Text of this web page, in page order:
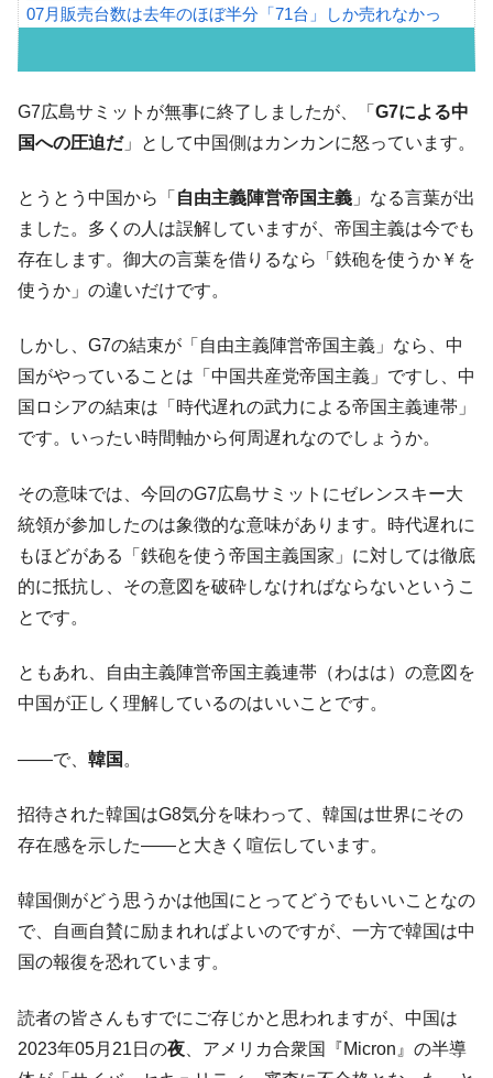
07月販売台数は去年のほぼ半分「71台」しか売れなかっ
『Money1』
韓国「信用赦免を何回やっても、何回やっ
ても」⇒ 257万人赦免したのに60万人がまた延滞者に転
落！
兵器「K10」が改良に乗り出す。
『Money1』
韓国「2026年07月の輸出入」絶好調。半導
体だけで410億ドル、輸出全体の41％もある
『Money1』
韓国･李在明「青年層の雇用状況が悪い。せ
や、若者に起業させよう」⇒ どんな雇用対策だソレ。
『Money1』
【韓国の外貨準備】2026年07月は4,279億ド
ル。外平債の発行「19.4億ドル」
『Money1』
韓国「ここは北朝鮮なのか。選管がサーバ
ーにウソのデータを入力したのは明白だ」
言。
『Money1』
韓国は「中国と同じく」投資に不適格な国
だ。
『Money1』
『韓国銀行』が「金の保有量を増やしま
す」⇒「金を経由するドル入手」手段ではないのか？
ル」まで拡大 ⇒ 海外資金の動きに強く左右される状態
『Money1』
韓国･帰ってきた李在明。李在明を支持しな
『Money1』
断
『Money1』
韓国･警察職員が「丸刈りになって抗議活
『Money1』
中国だけが鉄鋼輸出を異常増加させる ⇒ 中
国の過剰生産が世界を蝕む。
『Money1』
韓国製造業「半導体絶好調」のウラで他業
【米韓激突案件】韓国消費者院が『クーパ
ン』1人当たり賠償10万ウォンを認定 ⇒ 総額3兆7,000億
G7広島サミットが無事に終了しましたが、「 G7による中
国への圧迫だ」として中国側はカンカンに怒っています。
とうとう中国から「 自由主義陣営帝国主義 」なる言葉が出
ました。多くの人は誤解していますが、帝国主義は今でも
存在します。御大の言葉を借りるなら「鉄砲を使うか￥を
使うか」の違いだけです。
しかし、G7の結束が「自由主義陣営帝国主義」なら、中
国がやっていることは「中国共産党帝国主義」ですし、中
国ロシアの結束は「時代遅れの武力による帝国主義連帯」
です。いったい時間軸から何周遅れなのでしょうか。
その意味では、今回のG7広島サミットにゼレンスキー大
統領が参加したのは象徴的な意味があります。時代遅れに
もほどがある「鉄砲を使う帝国主義国家」に対しては徹底
的に抵抗し、その意図を破砕しなければならないというこ
とです。
ともあれ、自由主義陣営帝国主義連帯（わはは）の意図を
中国が正しく理解しているのはいいことです。
――で、 韓国 。
招待された韓国はG8気分を味わって、韓国は世界にその
存在感を示した――と大きく喧伝しています。
韓国側がどう思うかは他国にとってどうでもいいことなの
で、自画自賛に励まれればよいのですが、一方で韓国は中
国の報復を恐れています。
読者の皆さんもすでにご存じかと思われますが、中国は
2023年05月21日の夜 、アメリカ合衆国『Micron』の半導